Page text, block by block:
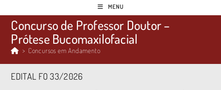
MENU
Concurso de Professor Doutor –
Prótese Bucomaxilofacial
> Concursos em Andamento
EDITAL FO 33/2026